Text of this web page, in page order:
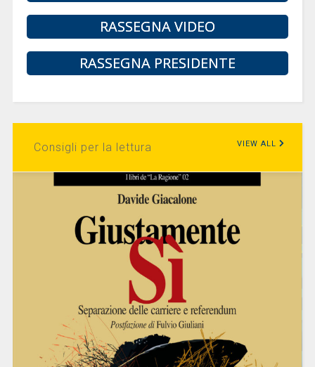
RASSEGNA VIDEO
RASSEGNA PRESIDENTE
Consigli per la lettura VIEW ALL